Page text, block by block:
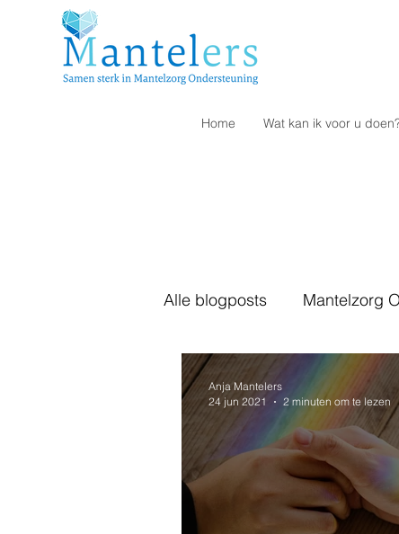
Home Wat kan ik voor u
Alle blogposts Mantelzorg
Bezwaar Verlagen
Anja Mantelers
24 jun 2021
2 minuten om te lezen